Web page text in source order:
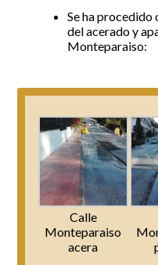
Incidencias
Contactar
Historia de Sitio
Instalaciones y
Club de Golf La
Centros
La Iglesia de
La Ermita de
Parque España
Parque Europa
Parque
Senda litoral
Galería
Calahonda de
Centros
Iglesia de San
La Ermita de
Parques de Sitio
Vivero de
Revistas
Buscar:
Se ha procedido
del acerado y
Monteparaiso:
Calle
Monteparaiso
acera